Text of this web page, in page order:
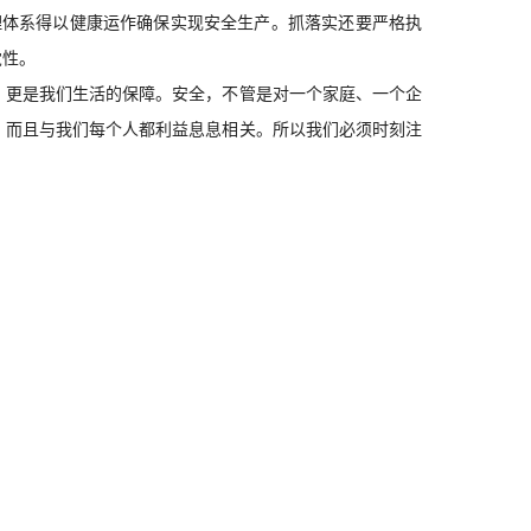
系得以健康运作确保实现安全生产。抓落实还要严格执
。
是我们生活的保障。安全，不管是对一个家庭、一个企
且与我们每个人都利益息息相关。所以我们必须时刻注